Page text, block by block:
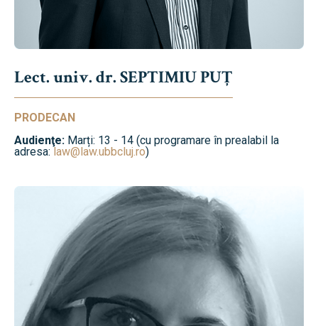
Lect. univ. dr. SEPTIMIU PUȚ
PRODECAN
Audienţe: Marți: 13 - 14 (cu programare în prealabil la
adresa:law@law.ubbcluj.ro)